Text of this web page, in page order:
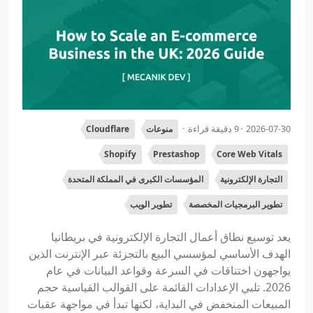
2026-07-30 9 دقيقة قراءة منوعات Cloudflare
Core Web Vitals
Prestashop
Shopify
التجارة الإلكترونية المؤسسات الكبرى في المملكة المتحدة
تطوير البرمجيات المخصصة تطوير الويب
يعد توسيع نطاق أعمال التجارة الإلكترونية في بريطانيا
الهدف الأساسي لمؤسسي البيع بالتجزئة عبر الإنترنت الذين
يواجهون اختناقات في السرعة وقواعد البيانات في عام
2026. تلبي الإعدادات القائمة على القوالب القياسية حجم
المبيعات المنخفض في البداية، لكنها تبدأ في مواجهة عقبات